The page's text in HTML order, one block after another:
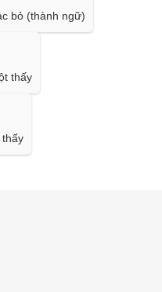
bỏ (thành ngữ)
thấy